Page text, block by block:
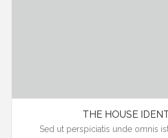
THE HOUSE
Sed ut perspiciatis unde omnis